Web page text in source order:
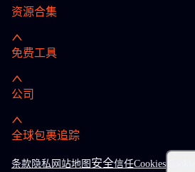
资源合集
免费工具
公司
全球包裹追踪
条款隐私 网站地图 安全信任Cookies